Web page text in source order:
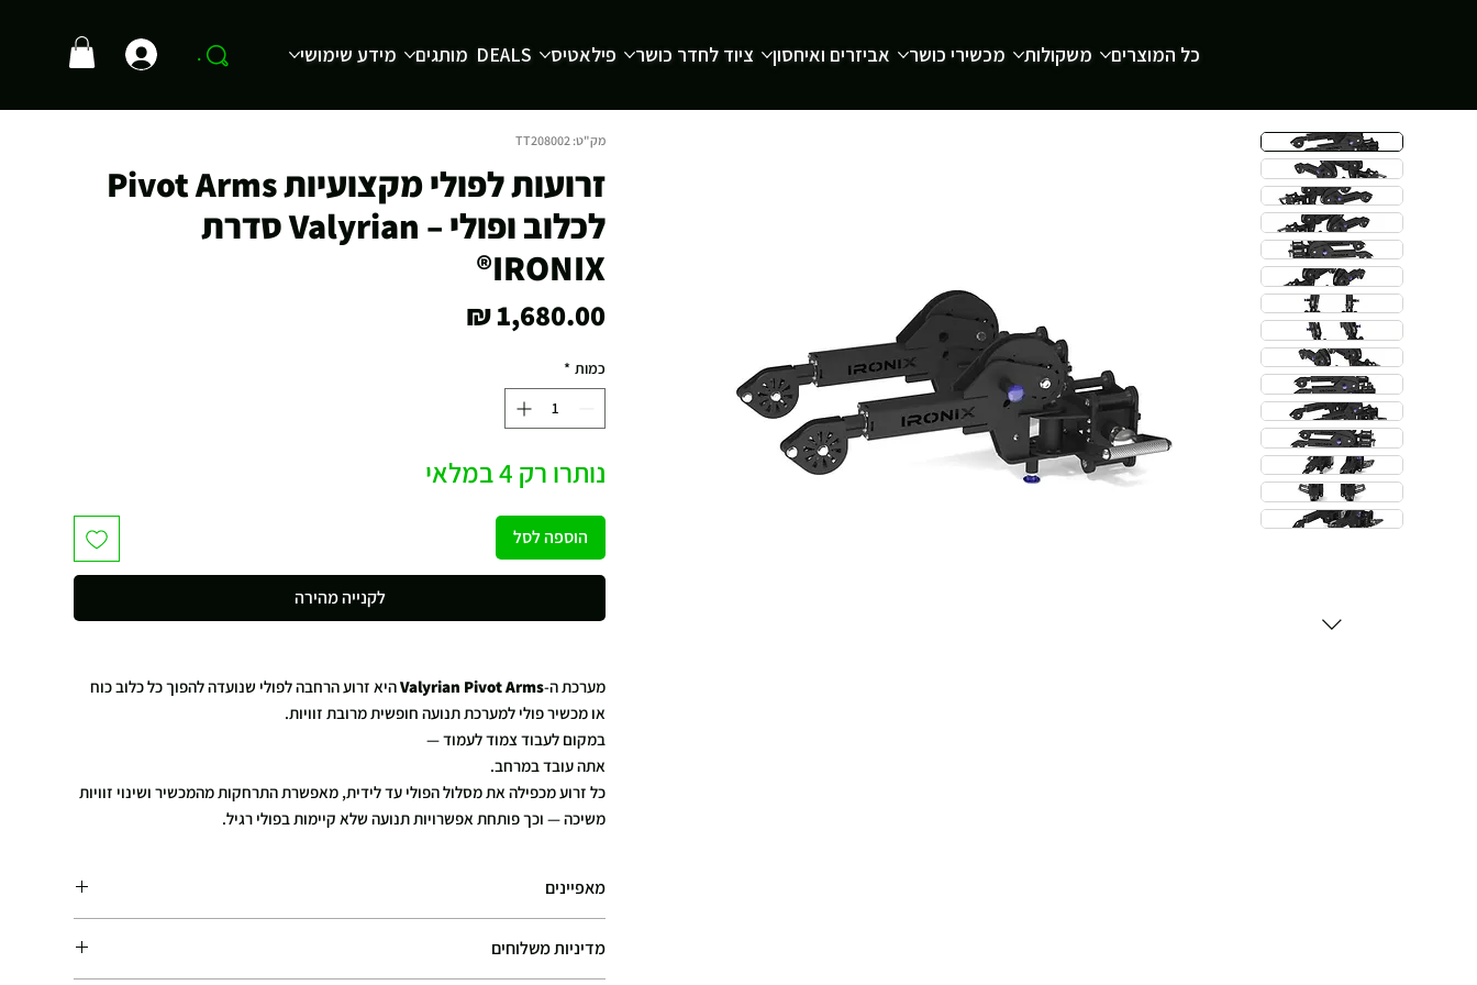
כל המוצרים משקולות מכשירי כושר אביזרים ואיחסון ציוד לחדר כושר פילאטיס DEALS מותגים מידע שימושי .
מק"ט: TT208002
זרועות לפולי מקצועיות Pivot Arms
לכלוב ופולי – Valyrian סדרת
IRONIX®
מחיר
כמות *
נותרו רק 4 במלאי
הוספה לסל
לקנייה מהירה
מערכת ה-Valyrian Pivot Armsהיא זרוע הרחבה לפולי שנועדה להפוך כל כלוב כוח
או מכשיר פולי למערכת תנועה חופשית מרובת זוויות.
במקום לעבוד צמוד לעמוד —
אתה עובד במרחב.
כל זרוע מכפילה את מסלול הפולי עד לידית, מאפשרת התרחקות מהמכשיר ושינוי זוויות
משיכה — וכך פותחת אפשרויות תנועה שלא קיימות בפולי רגיל.
מה הבעיה בפולי רגיל?
בפולי סטנדרטי המסלול קבוע:
הכבל תמיד מושך לאותו כיוון → הגוף מתיישר בהתאם → השריר עובד חלקית.
הגב, הכתף והחזה הם שרירים תלת-ממדיים —
מאפיינים
זוג זרועות Pivot לפולי
הכפלת מסלול הכבל עד לידית
מדיניות משלוחים